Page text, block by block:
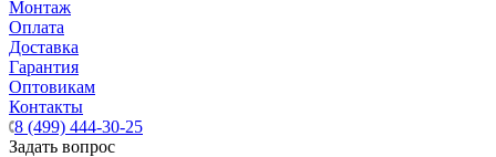
Монтаж
Оплата
Доставка
Гарантия
Оптовикам
Контакты
8 (499) 444-30-25
Задать вопрос